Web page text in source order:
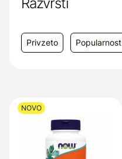
Privzeto Popularnost
NOVO